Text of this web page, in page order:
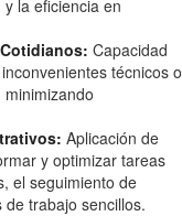
la eficiencia en
Capacidad
técnicos o
Aplicación de
y optimizar tareas
el seguimiento de
trabajo sencillos.